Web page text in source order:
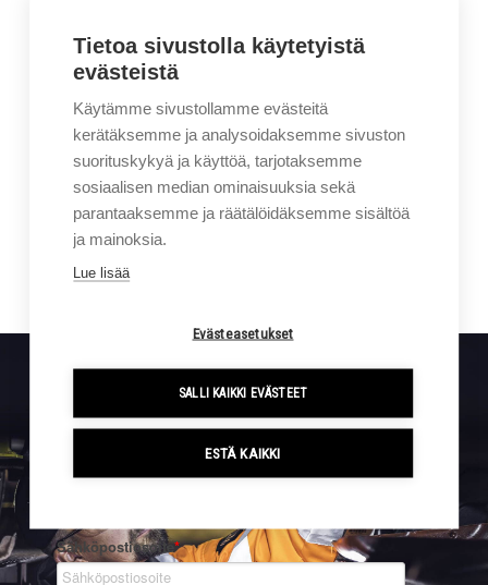
Lataa esite
Soita 0207414400
Yhteydenottopyyntö
Sigmalla tapahtuu. Tilaa kampanjat ja uutiset suoraan
Tietoa sivustolla käytetyistä
evästeistä
Käytämme sivustollamme evästeitä
kerätäksemme ja analysoidaksemme sivuston
suorituskykyä ja käyttöä, tarjotaksemme
sosiaalisen median ominaisuuksia sekä
parantaaksemme ja räätälöidäksemme sisältöä
ja mainoksia.
Lue lisää
Evästeasetukset
SALLI KAIKKI EVÄSTEET
ESTÄ KAIKKI